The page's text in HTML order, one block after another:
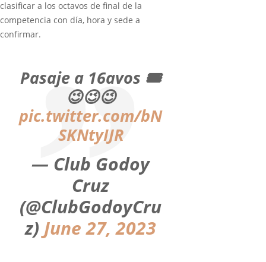
clasificar a los octavos de final de la
competencia con día, hora y sede a
confirmar.
Pasaje a 16avos 🎟️
😉😉😉
pic.twitter.com/bN
SKNtyIJR
— Club Godoy
Cruz
(@ClubGodoyCru
z) June 27, 2023